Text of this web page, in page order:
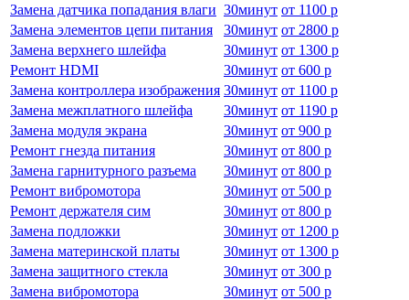
Замена датчика попадания влаги 30минут от 1100 р
Замена элементов цепи питания
30минут от 2800 р
Замена верхнего шлейфа
30минут от 1300 р
Ремонт HDMI
30минут от 600 р
Замена контроллера изображения 30минут от 1100 р
Замена межплатного шлейфа
30минут от 1190 р
Замена модуля экрана
30минут от 900 р
Ремонт гнезда питания
30минут от 800 р
Замена гарнитурного разъема
30минут от 800 р
Ремонт вибромотора
30минут от 500 р
Ремонт держателя сим
30минут от 800 р
Замена подложки
30минут от 1200 р
Замена материнской платы
30минут от 1300 р
Замена защитного стекла
30минут от 300 р
Замена вибромотора
30минут от 500 р